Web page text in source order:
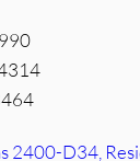
2400-D34,